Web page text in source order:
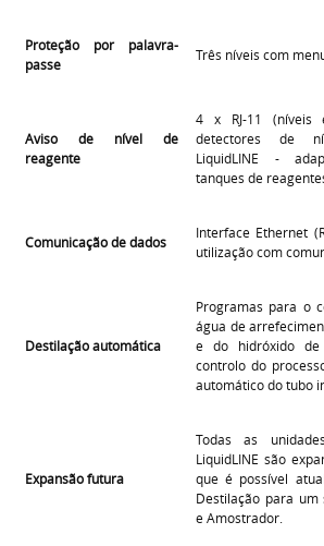
Proteção por palavra-
passe
Três níveis com
Aviso de nível de
reagente
4 x RJ-11 (níveis
detectores de
LiquidLINE -
tanques de
Comunicação de dados
Interface Ethernet
utilização com
Destilação automática
Programas para o
água de
e do hidróxido de
controlo do
automático do tubo
Expansão futura
Todas as
LiquidLINE são
que é possível
Destilação para
e Amostrador.